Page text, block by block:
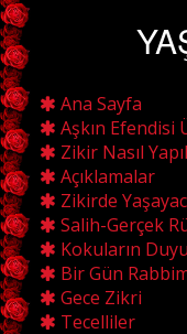
Ana Sayfa
Aşkın Efendisi
Zikir Nasıl
Açıklamalar
Zikirde
Salih-Gerçek
Kokuların
Bir Gün
Gece Zikri
Tecelliler